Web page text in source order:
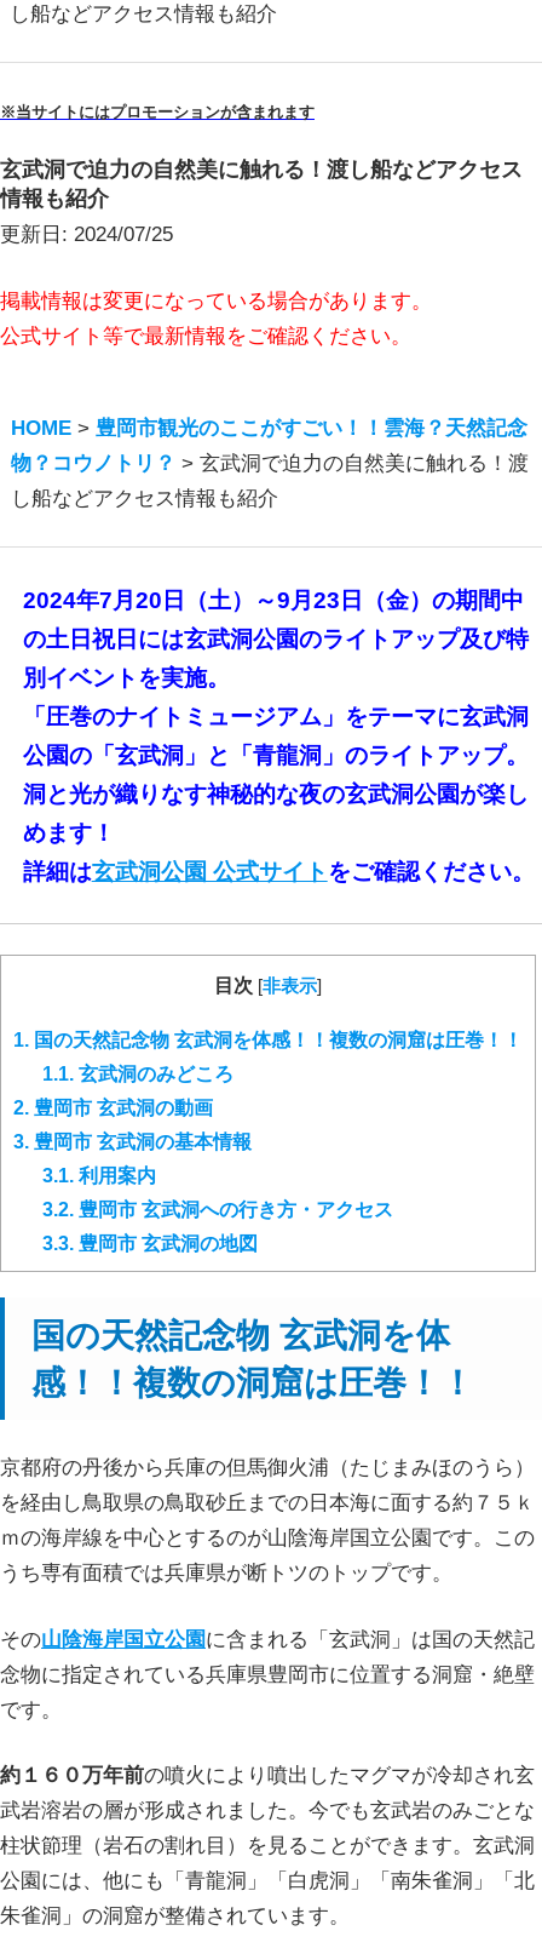
し船などアクセス情報も紹介
※当サイトにはプロモーションが含まれます
玄武洞で迫力の自然美に触れる！渡し船などアクセス
情報も紹介
更新日: 2024/07/25
掲載情報は変更になっている場合があります。
公式サイト等で最新情報をご確認ください。
HOME> 豊岡市観光のここがすごい！！雲海？天然記念
物？コウノトリ？ > 玄武洞で迫力の自然美に触れる！渡
し船などアクセス情報も紹介
2024年7月20日（土）～9月23日（金）の期間中
の土日祝日には玄武洞公園のライトアップ及び特
別イベントを実施。
「圧巻のナイトミュージアム」をテーマに玄武洞
公園の「玄武洞」と「青龍洞」のライトアップ。
洞と光が織りなす神秘的な夜の玄武洞公園が楽し
めます！
詳細は玄武洞公園 公式サイト をご確認ください。
目次 [非表示]
1.
国の天然記念物 玄武洞を体感！！複数の洞窟は圧巻！！
1.1.
玄武洞のみどころ
2. 豊岡市 玄武洞の動画
3. 豊岡市 玄武洞の基本情報
3.1.
利用案内
3.2. 豊岡市 玄武洞への行き方・アクセス
3.3. 豊岡市 玄武洞の地図
国の天然記念物 玄武洞を体
感！！複数の洞窟は圧巻！！
京都府の丹後から兵庫の但馬御火浦（たじまみほのうら）
を経由し鳥取県の鳥取砂丘までの日本海に面する約７５ｋ
ｍの海岸線を中心とするのが山陰海岸国立公園です。この
うち専有面積では兵庫県が断トツのトップです。
その山陰海岸国立公園に含まれる「玄武洞」は国の天然記
念物に指定されている兵庫県豊岡市に位置する洞窟・絶壁
です。
約１６０万年前の噴火により噴出したマグマが冷却され玄
武岩溶岩の層が形成されました。今でも玄武岩のみごとな
柱状節理（岩石の割れ目）を見ることができます。玄武洞
公園には、他にも「青龍洞」「白虎洞」「南朱雀洞」「北
朱雀洞」の洞窟が整備されています。